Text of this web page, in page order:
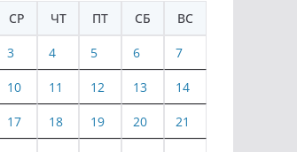
СР ЧТ ПТ СБ ВС
3 4 5 6 7
10 11 12 13 14
17 18 19 20 21